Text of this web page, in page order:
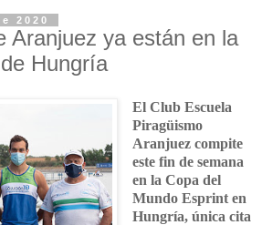
2020
Aranjuez ya están en la
Hungría
El Club Escuela
Piragüismo
Aranjuez compite
este fin de semana
en la Copa del
Mundo Esprint en
Hungría, única cita